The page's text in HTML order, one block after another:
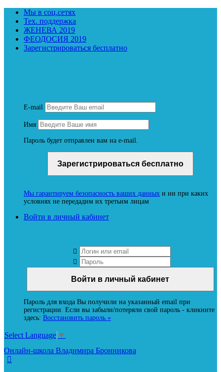
Мы в соц.сетях
Тех. поддержка
ЖЕНЕВА 2019
ФЕОДОСИЯ 2019
Зарегистрироваться бесплатно
E-mail
Имя
Пароль будет отправлен вам на e-mail.
Мы гарантируем безопасность ваших данных и ни при каких
условиях не передадим их третьим лицам
Войти в личный кабинет
Пароль для входа Вы получили на указанный email при
регистрации. Если вы забыли/потеряли свой пароль - кликните
здесь: Восстановить пароль »
Select Language ▼
Онлайн-школа Владимира Бронникова